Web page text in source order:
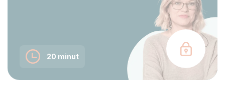
20 minut